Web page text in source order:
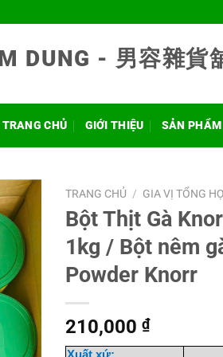
DUNG - 男容雜貨
TRANG CHỦ GIỚI THIỆU SẢN PHẨM
TRANG CHỦ / GIA VỊ TỔNG
Bột Thịt Gà
1kg / Bột nêm
Powder Knorr
210,000₫
Xuất xứ: